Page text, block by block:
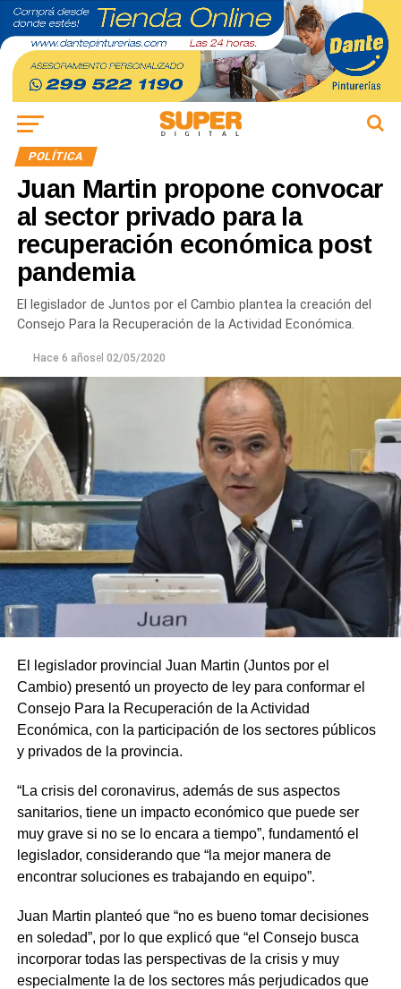
POLÍTICA
Juan Martin propone convocar
al sector privado para la
recuperación económica post
pandemia
El legislador de Juntos por el Cambio plantea la creación del
Consejo Para la Recuperación de la Actividad Económica.
Hace 6 añosel 02/05/2020
El legislador provincial Juan Martin (Juntos por el
Cambio) presentó un proyecto de ley para conformar el
Consejo Para la Recuperación de la Actividad
Económica, con la participación de los sectores públicos
y privados de la provincia.
“La crisis del coronavirus, además de sus aspectos
sanitarios, tiene un impacto económico que puede ser
muy grave si no se lo encara a tiempo”, fundamentó el
legislador, considerando que “la mejor manera de
encontrar soluciones es trabajando en equipo”.
Juan Martin planteó que “no es bueno tomar decisiones
en soledad”, por lo que explicó que “el Consejo busca
incorporar todas las perspectivas de la crisis y muy
especialmente la de los sectores más perjudicados que